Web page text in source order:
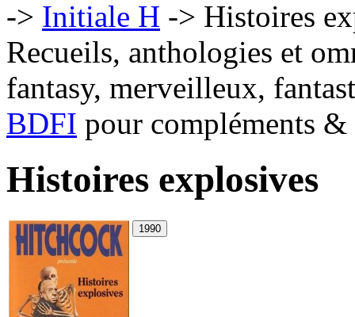
Initiale H
Histoires
Recueils, anthologies et
fantasy, merveilleux,
BDFI pour compléments
Histoires explosives